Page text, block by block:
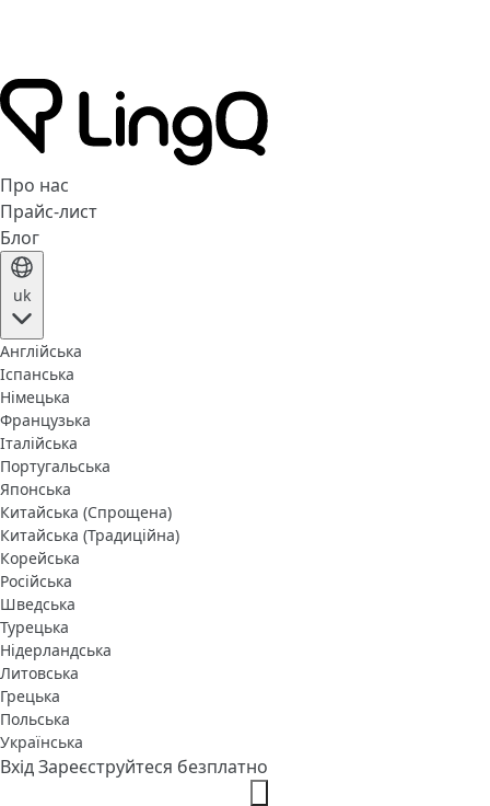
Про нас
Прайс-лист
Блог
uk
Англійська
Іспанська
Німецька
Французька
Італійська
Португальська
Японська
Китайська (Спрощена)
Китайська (Традиційна)
Корейська
Російська
Шведська
Турецька
Нідерландська
Литовська
Грецька
Польська
Українська
ВхідЗареєструйтеся безплатно